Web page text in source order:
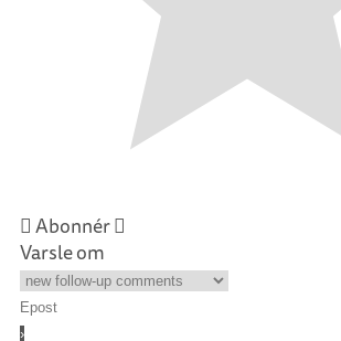
Abonnér
Varsle om